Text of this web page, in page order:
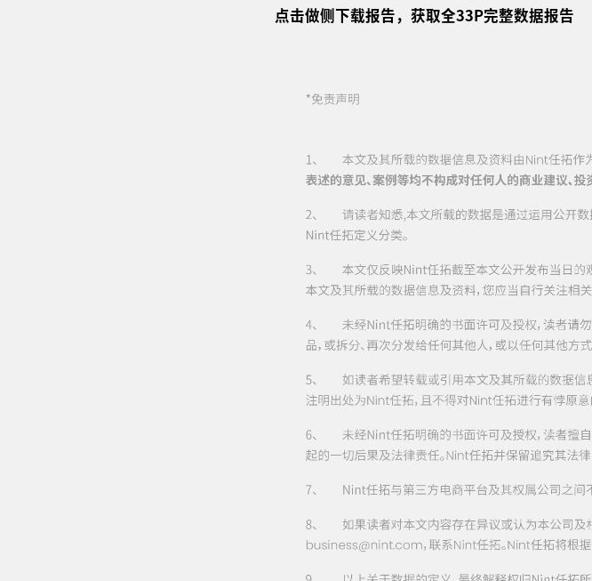
点击做侧下载报告，获取全33P完整数据报告